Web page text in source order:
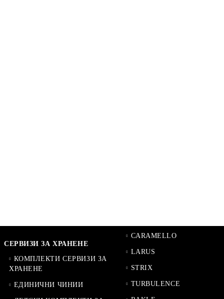
СЕРВИЗИ ЗА ХРАНЕНЕ
КОМПЛЕКТИ СЕРВИЗИ ЗА
ХРАНЕНЕ
ЕДИНИЧНИ ЧИНИИ
CARAMELLO
LARUS
STRIX
TURBULENCE